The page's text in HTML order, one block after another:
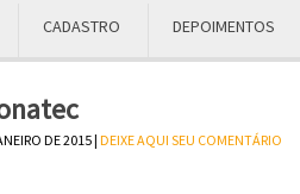
CADASTRO DEPOIMENTOS
DE 2015 | DEIXE AQUI SEU COMENTÁRIO